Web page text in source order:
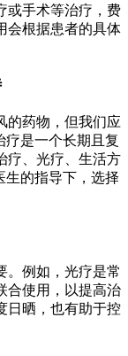
或手术等治疗，费
会根据患者的具体
的药物，但我们应
疗是一个长期且复
疗、光疗、生活方
生的指导下，选择
。例如，光疗是常
合使用，以提高治
日晒，也有助于控